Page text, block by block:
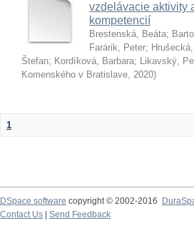
vzdelávacie aktivity
kompetencií
Brestenská, Beáta;
Farárik, Peter;
Štefan; Kordíková, Barbara; Likavský,
Komenského v Bratislave, 2020)
1
DSpace software copyright © 2002-2016
Contact Us
Send Feedback